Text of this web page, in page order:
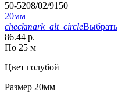
50-5208/02/9150
20мм
checkmark_alt_circleВыбрать
86.44 р.
По 25 м
Цвет голубой
Размер 20мм